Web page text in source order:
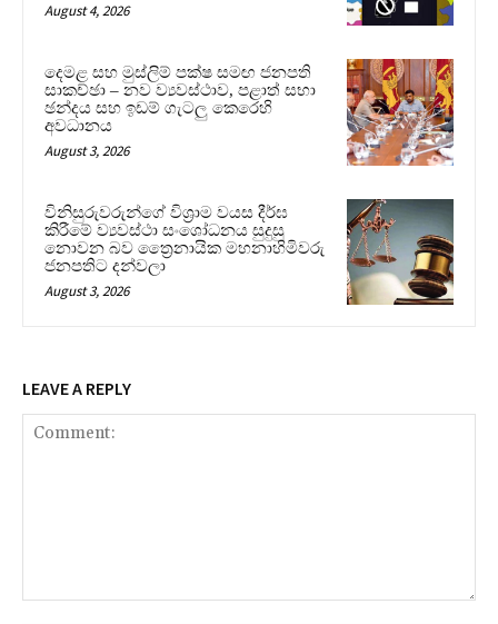
August 4, 2026
දෙමළ සහ මුස්ලිම් පක්ෂ සමඟ ජනපති
සාකච්ඡා – නව ව්‍යවස්ථාව, පළාත් සභා
ඡන්දය සහ ඉඩම් ගැටලු කෙරෙහි
අවධානය
August 3, 2026
විනිසුරුවරුන්ගේ විශ්‍රාම වයස දීර්ඝ
කිරීමේ ව්‍යවස්ථා සංශෝධනය සුදුසු
නොවන බව ත්‍රෛනායික මහනාහිමිවරු
ජනපතිට දන්වලා
August 3, 2026
LEAVE A REPLY